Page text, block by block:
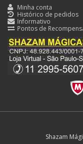
Minha conta
Histórico de pedidos
Informativo
Pontos de
Shazam